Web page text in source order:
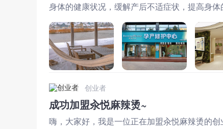
身体的健康状况，缓解产后不适症状，提高身
决于多种因素，包括产妇本身的身体
创业者
成功加盟汆悦麻辣烫~
嗨，大家好，我是一位正在加盟汆悦麻辣烫的